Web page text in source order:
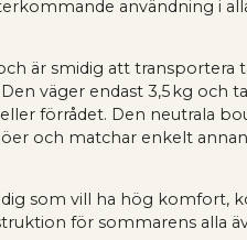
användning i
är smidig att transportera
väger endast 3,5 kg och
förrådet. Den neutrala
och matchar enkelt annan
som vill ha hög komfort,
för sommarens alla